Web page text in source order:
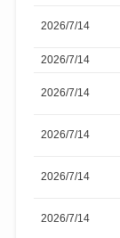
2026/7/14
2026/7/14
2026/7/14
2026/7/14
2026/7/14
2026/7/14